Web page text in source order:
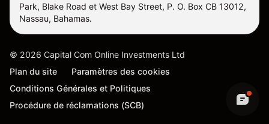
Park, Blake Road et West Bay Street, P. O. Box CB 13012,
Nassau, Bahamas.
© 2026 Capital Com Online Investments Ltd
Plan du site
Paramètres des cookies
Conditions Générales et Politiques
Procédure de réclamations (SCB)